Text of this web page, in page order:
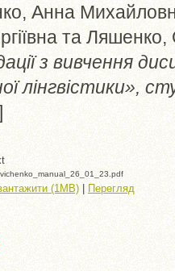
Анна
та Ляшенко,
з вивчення
лінгвістики»,
(1MB) | Перегляд